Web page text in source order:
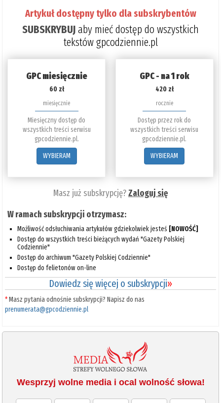
Artykuł dostępny tylko dla subskrybentów
SUBSKRYBUJaby mieć dostęp do wszystkich
tekstów gpcodziennie.pl
GPC miesięcznie
60 zł
miesięcznie
Miesięczny dostęp do
wszystkich treści serwisu
gpcodziennie.pl.
WYBIERAM
GPC - na 1 rok
420 zł
rocznie
Dostęp przez rok do
wszystkich treści serwisu
gpcodziennie.pl.
WYBIERAM
Masz już subskrypcję?Zaloguj się
W ramach subskrypcji otrzymasz:
Możliwość odsłuchiwania artykułów gdziekolwiek jesteś [NOWOŚĆ]
Dostęp do wszystkich treści bieżących wydań "Gazety Polskiej
Codziennie"
Dostęp do archiwum "Gazety Polskiej Codziennie"
Dostęp do felietonów on-line
Dowiedz się więcej o subskrypcji»
*Masz pytania odnośnie subskrypcji? Napisz do nas
prenumerata@gpcodziennie.pl
Wesprzyj wolne media i ocal wolność słowa!